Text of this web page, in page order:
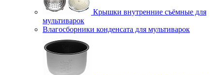
Крышки внутренние съёмные для
мультиварок
Влагосборники конденсата для мультиварок